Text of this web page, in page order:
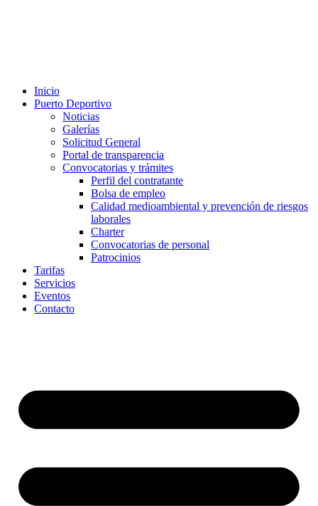
Inicio
Puerto Deportivo
Noticias
Galerías
Solicitud General
Portal de transparencia
Convocatorias y trámites
Perfil del contratante
Bolsa de empleo
Calidad medioambiental y prevención de riesgos
laborales
Charter
Convocatorias de personal
Patrocinios
Tarifas
Servicios
Eventos
Contacto